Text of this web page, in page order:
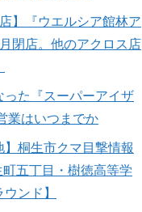
】『ウエルシア館林ア
閉店。他のアクロス店
った『スーパーアイザ
業はいつまでか
】桐生市クマ目撃情報
五丁目・樹徳高等学
ンド】